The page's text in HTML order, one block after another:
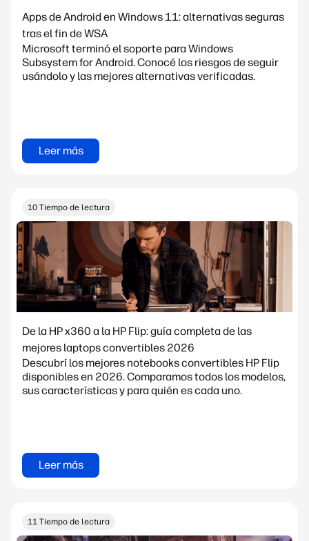
Apps de Android en Windows 11: alternativas seguras
tras el fin de WSA
Microsoft terminó el soporte para Windows
Subsystem for Android. Conocé los riesgos de seguir
usándolo y las mejores alternativas verificadas.
Leer más
10 Tiempo de lectura
De la HP x360 a la HP Flip: guía completa de las
mejores laptops convertibles 2026
Descubrí los mejores notebooks convertibles HP Flip
disponibles en 2026. Comparamos todos los modelos,
sus características y para quién es cada uno.
Leer más
11 Tiempo de lectura